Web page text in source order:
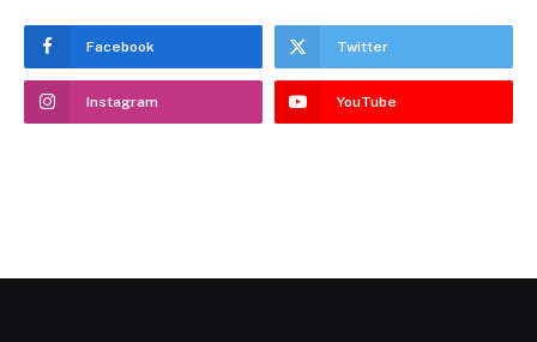
Facebook Twitter
Instagram YouTube